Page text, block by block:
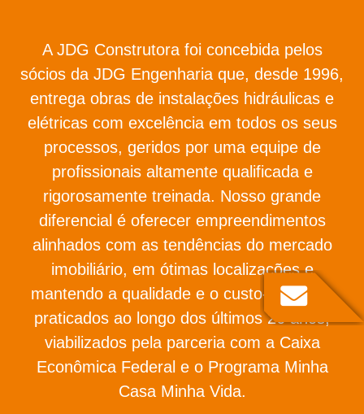
A JDG Construtora foi concebida pelos
sócios da JDG Engenharia que, desde 1996,
entrega obras de instalações hidráulicas e
elétricas com excelência em todos os seus
processos, geridos por uma equipe de
profissionais altamente qualificada e
rigorosamente treinada. Nosso grande
diferencial é oferecer empreendimentos
alinhados com as tendências do mercado
imobiliário, em ótimas localizações e
mantendo a qualidade e o custo-benefício
praticados ao longo dos últimos 26 anos,
viabilizados pela parceria com a Caixa
Econômica Federal e o Programa Minha
Casa Minha Vida.